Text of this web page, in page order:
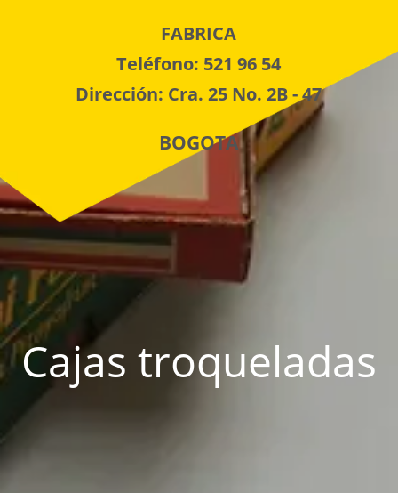
FABRICA
Teléfono: 521 96 54
Dirección: Cra. 25 No. 2B - 47
BOGOTA
Cajas troqueladas